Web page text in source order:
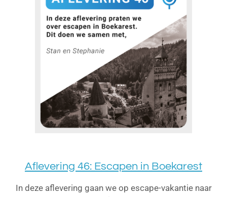
Aflevering 46: Escapen in Boekarest
In deze aflevering gaan we op escape-vakantie naar